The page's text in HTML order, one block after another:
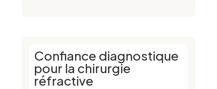
Confiance diagnostique
pour la chirurgie
réfractive